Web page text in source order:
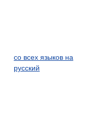
со всех языков на
русский